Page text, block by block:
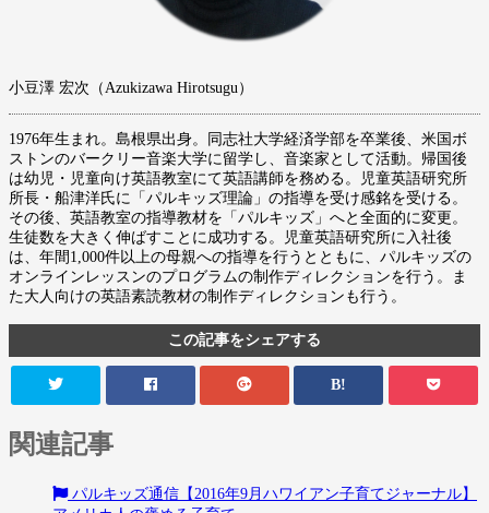
小豆澤 宏次（Azukizawa Hirotsugu）
1976年生まれ。島根県出身。同志社大学経済学部を卒業後、米国ボ
ストンのバークリー音楽大学に留学し、音楽家として活動。帰国後
は幼児・児童向け英語教室にて英語講師を務める。児童英語研究所
所長・船津洋氏に「パルキッズ理論」の指導を受け感銘を受ける。
その後、英語教室の指導教材を「パルキッズ」へと全面的に変更。
生徒数を大きく伸ばすことに成功する。児童英語研究所に入社後
は、年間1,000件以上の母親への指導を行うとともに、パルキッズの
オンラインレッスンのプログラムの制作ディレクションを行う。ま
た大人向けの英語素読教材の制作ディレクションも行う。
この記事をシェアする
B!
関連記事
パルキッズ通信【2016年9月ハワイアン子育てジャーナル】